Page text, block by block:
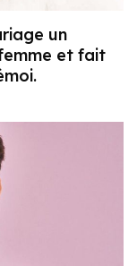
un
et fait